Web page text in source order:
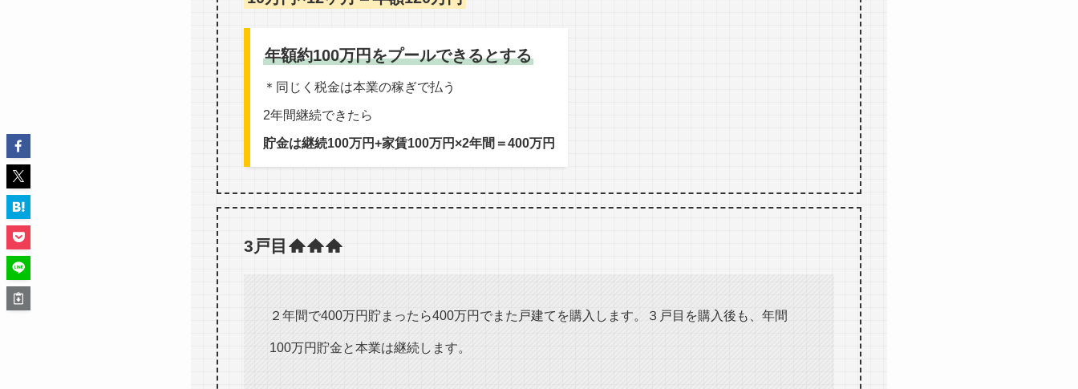
年額約100万円をプールできるとする
＊同じく税金は本業の稼ぎで払う
2年間継続できたら
貯金は継続100万円+家賃100万円×2年間＝400万円
3戸目
２年間で400万円貯まったら400万円でまた戸建てを購入します。３戸目を購入後も、年間
100万円貯金と本業は継続します。